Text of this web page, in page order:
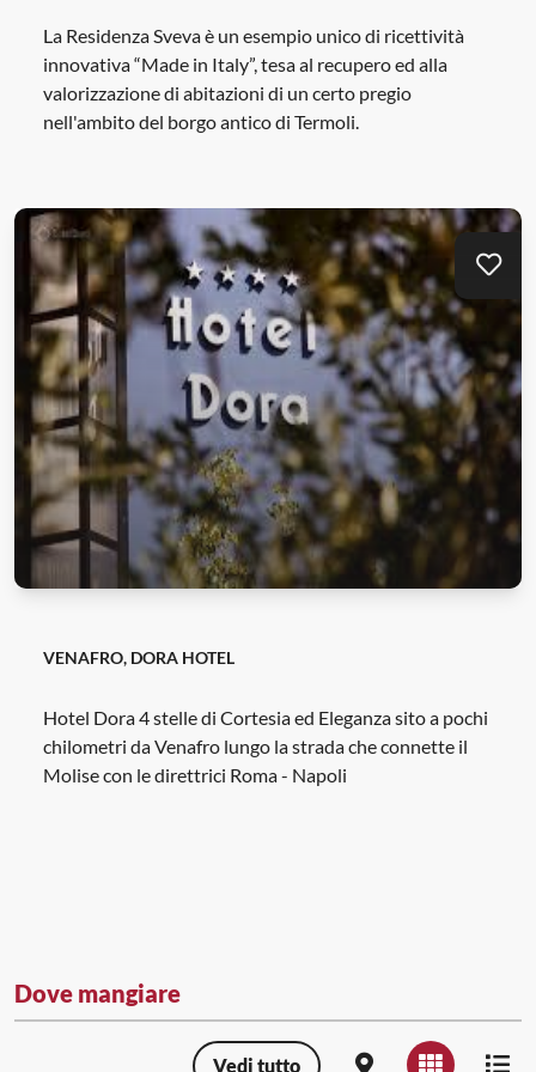
La Residenza Sveva è un esempio unico di ricettività
innovativa “Made in Italy”, tesa al recupero ed alla
valorizzazione di abitazioni di un certo pregio
nell'ambito del borgo antico di Termoli.
VENAFRO, DORA HOTEL
Hotel Dora 4 stelle di Cortesia ed Eleganza sito a pochi
chilometri da Venafro lungo la strada che connette il
Molise con le direttrici Roma - Napoli
Dove mangiare
Vedi tutto